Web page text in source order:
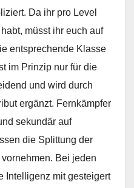
Da ihr pro Level
müsst ihr euch auf
entsprechende Klasse
im Prinzip nur für die
und wird durch
ergänzt. Fernkämpfer
sekundär auf
die Splittung der
Bei jeden
Intelligenz mit gesteigert